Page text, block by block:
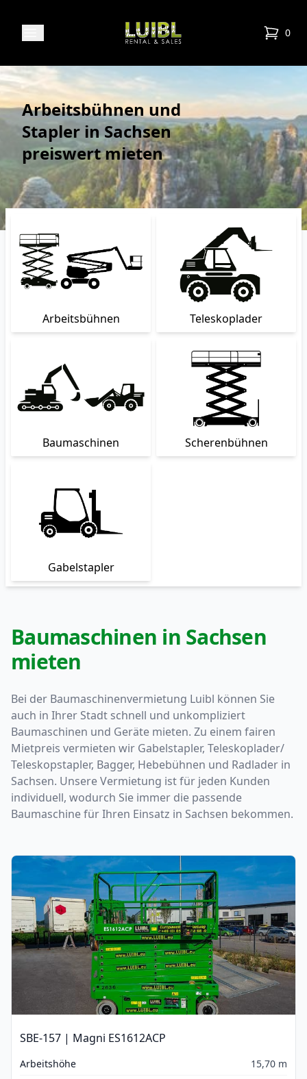
Luibl Rental & Sales 0
items
Arbeitsbühnen und
Stapler in Sachsen
preiswert mieten
Arbeitsbühnen Teleskoplader
Baumaschinen Scherenbühnen
Gabelstapler
Baumaschinen in Sachsen
mieten
Bei der Baumaschinenvermietung Luibl können Sie
auch in Ihrer Stadt schnell und unkompliziert
Baumaschinen und Geräte mieten. Zu einem fairen
Mietpreis vermieten wir Gabelstapler, Teleskoplader/
Teleskopstapler, Bagger, Hebebühnen und Radlader in
Sachsen. Unsere Vermietung ist für jeden Kunden
individuell, wodurch Sie immer die passende
Baumaschine für Ihren Einsatz in Sachsen bekommen.
SBE-157 | Magni ES1612ACP
Arbeitshöhe
15,70 m